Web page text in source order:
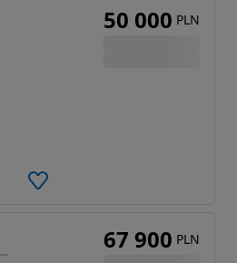
50 000 PLN
1968 cm3 • 136 KM • A4 AVANT 2.0 Tdi mild-hybrid 137Ps s-tronic Przeb.67tys.km Wrocław 67 900 PLN